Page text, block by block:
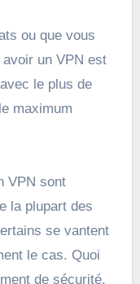
ou que vous
un VPN est
le plus de
maximum
VPN sont
la plupart des
se vantent
le cas. Quoi
de sécurité,